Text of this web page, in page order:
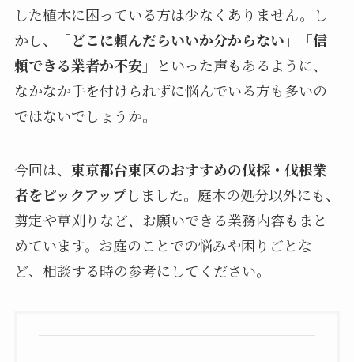
した植木に困っている方は少なくありません。し
かし、
「どこに頼んだらいいか分からない」「信
頼できる業者か不安」
といった声もあるように、
なかなか手を付けられずに悩んでいる方も多いの
ではないでしょうか。
今回は、 東京都台東区のおすすめの伐採・伐根業
者をピックアップしました。庭木の処分以外にも、
剪定や草刈りなど、お願いできる業務内容もまと
めています。お庭のことでの悩みや困りごとな
ど、相談する時の参考にしてください。